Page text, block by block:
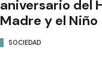
aniversario del
Madre y el Niño
SOCIEDAD